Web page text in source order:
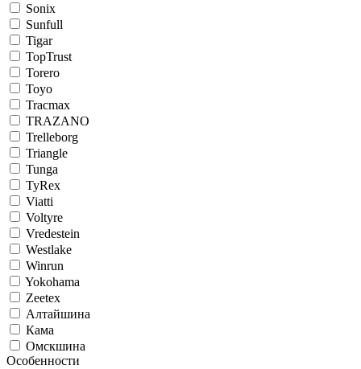
Sonix
Sunfull
Tigar
TopTrust
Torero
Toyo
Tracmax
TRAZANO
Trelleborg
Triangle
Tunga
TyRex
Viatti
Voltyre
Vredestein
Westlake
Winrun
Yokohama
Zeetex
Алтайшина
Кама
Омскшина
Особенности